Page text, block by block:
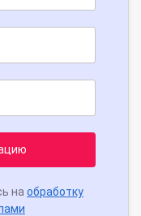
на обработку